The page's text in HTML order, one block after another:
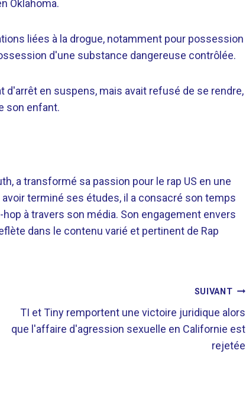
Oklahoma.
liées à la drogue, notamment pour possession
d'une substance dangereuse contrôlée.
d'arrêt en suspens, mais avait refusé de se rendre,
son enfant.
a transformé sa passion pour le rap US en une
terminé ses études, il a consacré son temps
à travers son média. Son engagement envers
dans le contenu varié et pertinent de Rap
SUIVANT
TI et Tiny remportent une victoire juridique alors
que l'affaire d'agression sexuelle en Californie est
rejetée